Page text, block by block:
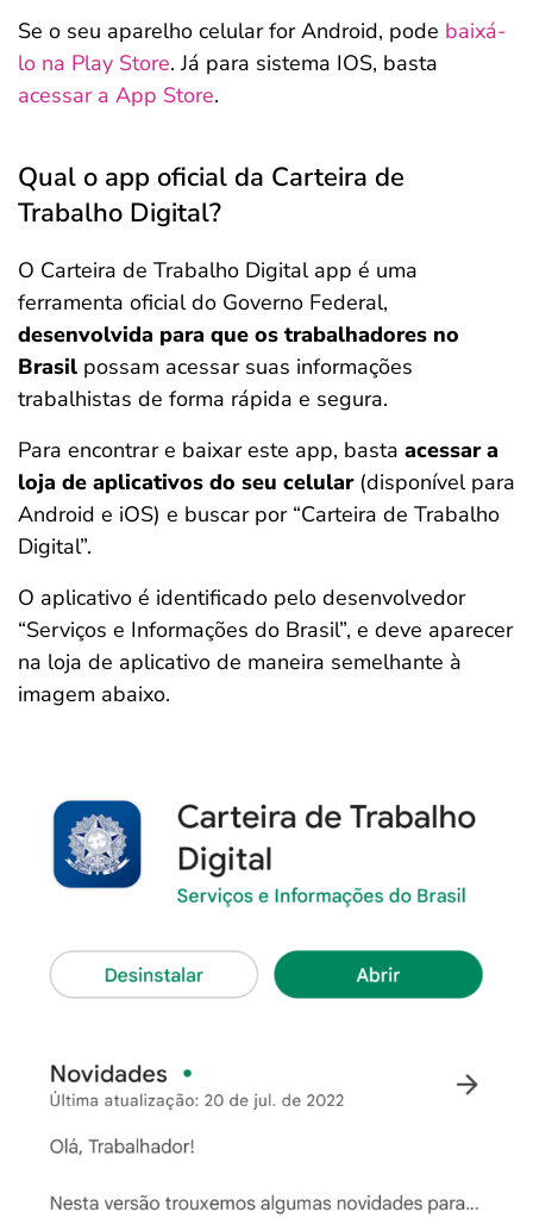
Se o seu aparelho celular for Android, pode baixá-
lo na Play Store. Já para sistema IOS, basta
acessar a App Store.
Qual o app oficial da Carteira de
Trabalho Digital?
O Carteira de Trabalho Digital app é uma
ferramenta oficial do Governo Federal,
desenvolvida para que os trabalhadores no
Brasil possam acessar suas informações
trabalhistas de forma rápida e segura.
Para encontrar e baixar este app, basta acessar a
loja de aplicativos do seu celular(disponível para
Android e iOS) e buscar por “Carteira de Trabalho
Digital”.
O aplicativo é identificado pelo desenvolvedor
“Serviços e Informações do Brasil”, e deve aparecer
na loja de aplicativo de maneira semelhante à
imagem abaixo.